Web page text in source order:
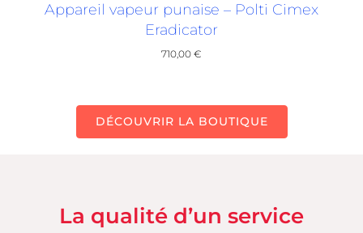
Appareil vapeur punaise – Polti Cimex
Eradicator
710,00€
DÉCOUVRIR LA BOUTIQUE
La qualité d’un service